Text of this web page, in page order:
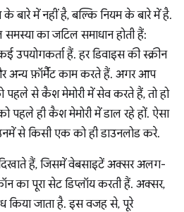
के बारे में नहीं है, बल्कि नियम के बारे में है.
का जटिल समाधान होती हैं:
हैं. हर डिवाइस की स्क्रीन
अन्य फ़ॉर्मैट काम करते हैं. अगर आप
पहले से कैश मेमोरी में सेव करते हैं, तो हो
ही कैश मेमोरी में डाल रहे हों. ऐसा
से किसी एक को ही डाउनलोड करे.
हैं, जिसमें वेबसाइटें अक्सर अलग-
का पूरा सेट डिप्लॉय करती हैं. अक्सर,
किया जाता है. इस वजह से, पूरे